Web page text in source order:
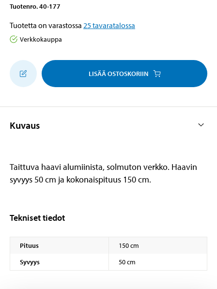
Tuotenro.40-177
Tuotetta on varastossa 25tavaratalossa
Verkkokauppa
LISÄÄ OSTOSKORIIN
Kuvaus
Taittuva haavi alumiinista, solmuton verkko. Haavin
syvyys 50 cm ja kokonaispituus 150 cm.
Tekniset tiedot
Pituus
150 cm
Syvyys
50 cm